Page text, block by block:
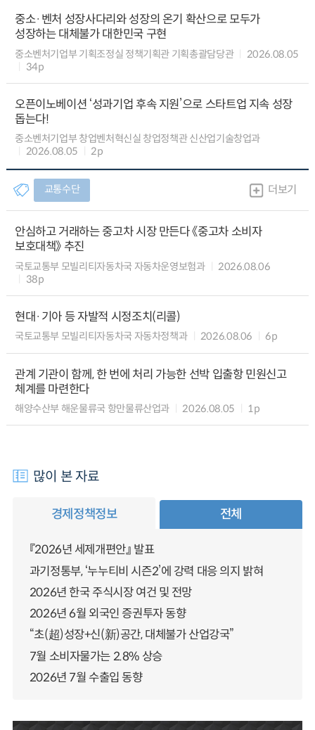
중소·벤처 성장사다리와 성장의 온기 확산으로 모두가
성장하는 대체불가 대한민국 구현
중소벤처기업부 기획조정실 정책기획관 기획총괄담당관
2026.08.05
34p
오픈이노베이션 ‘성과기업 후속 지원’으로 스타트업 지속 성장
돕는다!
중소벤처기업부 창업벤처혁신실 창업정책관 신산업기술창업과
2026.08.05
2p
교통수단 더보기
안심하고 거래하는 중고차 시장 만든다 《중고차 소비자
보호대책》 추진
국토교통부 모빌리티자동차국 자동차운영보험과
2026.08.06
38p
현대·기아 등 자발적 시정조치(리콜)
국토교통부 모빌리티자동차국 자동차정책과 2026.08.06 6p
관계 기관이 함께, 한 번에 처리 가능한 선박 입출항 민원신고
체계를 마련한다
해양수산부 해운물류국 항만물류산업과 2026.08.05 1p
많이 본 자료
경제정책정보 전체
『2026년 세제개편안』 발표
과기정통부, ‘누누티비 시즌2’에 강력 대응 의지 밝혀
2026년 한국 주식시장 여건 및 전망
2026년 6월 외국인 증권투자 동향
“초(超)성장+신(新)공간, 대체불가 산업강국”
7월 소비자물가는 2.8% 상승
2026년 7월 수출입 동향